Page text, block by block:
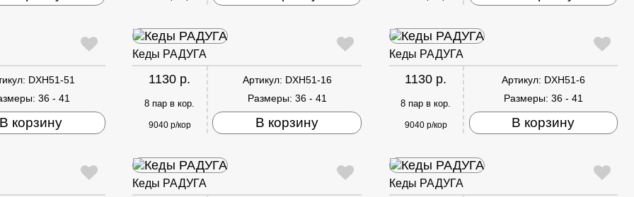
DXH51-51
36 - 41
В корзину
Кеды РАДУГА
1130 р.
8 пар в кор.
9040 р/кор
Артикул: DXH51-16
Размеры: 36 - 41
В корзину
Кеды РАДУГА
1130 р.
8 пар в кор.
9040 р/кор
Артикул: DXH51-6
Размеры: 36 - 41
В корзину
Кеды РАДУГА Кеды РАДУГА